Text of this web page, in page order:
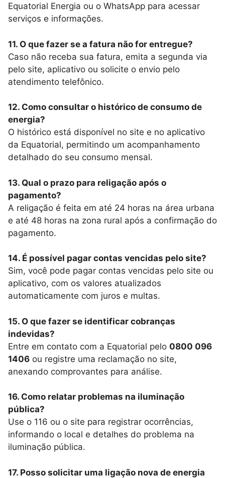
Equatorial Energia ou o WhatsApp para acessar
serviços e informações.
11. O que fazer se a fatura não for entregue?
Caso não receba sua fatura, emita a segunda via
pelo site, aplicativo ou solicite o envio pelo
atendimento telefônico.
12. Como consultar o histórico de consumo de
energia?
O histórico está disponível no site e no aplicativo
da Equatorial, permitindo um acompanhamento
detalhado do seu consumo mensal.
13. Qual o prazo para religação após o
pagamento?
A religação é feita em até 24 horas na área urbana
e até 48 horas na zona rural após a confirmação do
pagamento.
14. É possível pagar contas vencidas pelo site?
Sim, você pode pagar contas vencidas pelo site ou
aplicativo, com os valores atualizados
automaticamente com juros e multas.
15. O que fazer se identificar cobranças
indevidas?
Entre em contato com a Equatorial pelo 0800 096
1406 ou registre uma reclamação no site,
anexando comprovantes para análise.
16. Como relatar problemas na iluminação
pública?
Use o 116 ou o site para registrar ocorrências,
informando o local e detalhes do problema na
iluminação pública.
17. Posso solicitar uma ligação nova de energia